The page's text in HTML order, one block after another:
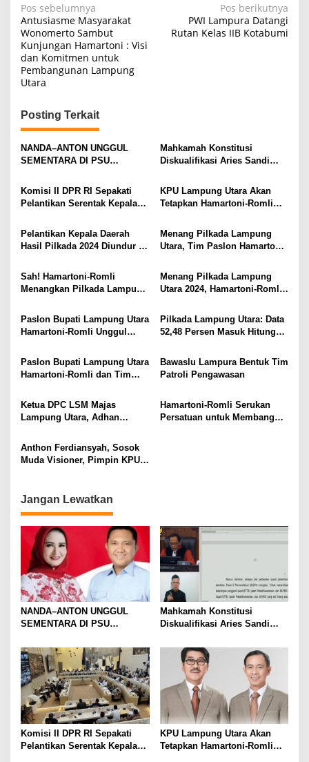
N
a
v
i
g
a
s
i
p
o
s
Pos sebelumnya
Antusiasme Masyarakat
Wonomerto Sambut
Kunjungan Hamartoni : Visi
dan Komitmen untuk
Pembangunan Lampung
Utara
Pos berikutnya
PWI Lampura Datangi
Rutan Kelas IIB Kotabumi
Posting Terkait
NANDA–ANTON UNGGUL
SEMENTARA DI PSU
COUNT RAKATA Unggul di 8
dari 11 Kecamatan, Tim
Pemenangan Tetap Tunggu
Mahkamah Konstitusi
Diskualifikasi Aries Sandi
Pesawaran 2024
Komisi II DPR RI Sepakati
Pelantikan Serentak Kepala
KPU Lampung Utara Akan
Tetapkan Hamartoni-Romli
Bupati Terpilih Besok
Pelantikan Kepala Daerah
Hasil Pilkada 2024 Diundur ke
Menang Pilkada Lampung
Utara, Tim Paslon Hamartoni-
dan Terimakasih Kepada
Semua Pihak
Sah! Hamartoni-Romli
Menangkan Pilkada Lampung
Menang Pilkada Lampung
Utara 2024, Hamartoni-Romli
Masyarakat
Paslon Bupati Lampung Utara
Hamartoni-Romli Unggul
2024
Pilkada Lampung Utara: Data
52,48 Persen Masuk Hitung
Romli Unggul 63,93 Persen
Paslon Bupati Lampung Utara
Hamartoni-Romli dan Tim
Pilkada Serentak
Bawaslu Lampura Bentuk Tim
Patroli Pengawasan
Ketua DPC LSM Majas
Lampung Utara, Adhan
Kondusivitas Jelang Pilkada
2024
Hamartoni-Romli Serukan
Persatuan untuk Membangun
Anthon Ferdiansyah, Sosok
Muda Visioner, Pimpin KPU
Jangan Lewatkan
NANDA–ANTON UNGGUL
SEMENTARA DI PSU
COUNT RAKATA Unggul di 8
dari 11 Kecamatan, Tim
Pemenangan Tetap Tunggu
Data Final
Mahkamah Konstitusi
Diskualifikasi Aries Sandi
Pesawaran 2024
Komisi II DPR RI Sepakati
Pelantikan Serentak Kepala
KPU Lampung Utara Akan
Tetapkan Hamartoni-Romli